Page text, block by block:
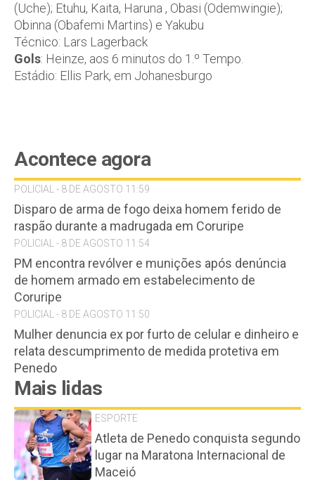
(Uche); Etuhu, Kaita, Haruna , Obasi (Odemwingie);
Obinna (Obafemi Martins) e Yakubu
Técnico: Lars Lagerback
Gols: Heinze, aos 6 minutos do 1.º Tempo.
Estádio: Ellis Park, em Johanesburgo
Acontece agora
POLICIAL - 8 DE AGOSTO 11:59
Disparo de arma de fogo deixa homem ferido de
raspão durante a madrugada em Coruripe
POLICIAL - 8 DE AGOSTO 11:54
PM encontra revólver e munições após denúncia
de homem armado em estabelecimento de
Coruripe
POLICIAL - 8 DE AGOSTO 11:50
Mulher denuncia ex por furto de celular e dinheiro e
relata descumprimento de medida protetiva em
Penedo
Mais lidas
ESPORTE
Atleta de Penedo conquista segundo
lugar na Maratona Internacional de
Maceió